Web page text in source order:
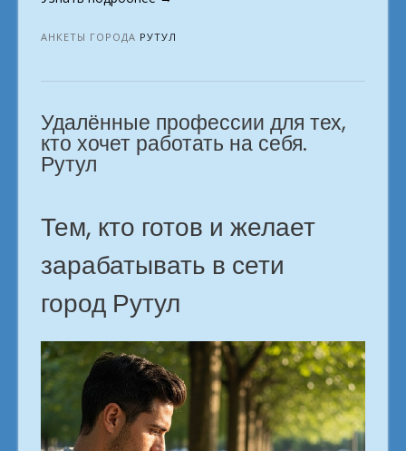
профессий:
старт
успеху.
в
городе
АНКЕТЫ ГОРОДА РУТУЛ
Удалённые профессии для тех,
кто хочет работать на себя.
Рутул
Тем, кто готов и желает
зарабатывать в сети
город Рутул